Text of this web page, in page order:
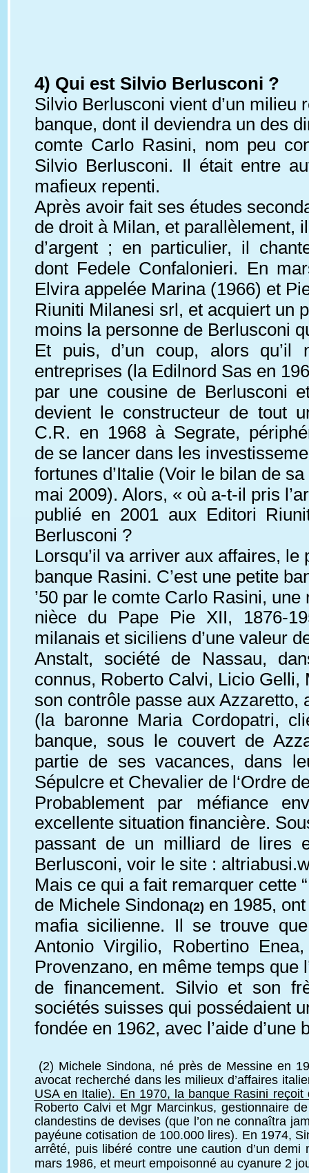
4) Qui est Silvio Berlusconi ?
Silvio Berlusconi vient d’un
banque, dont il deviendra un des
comte Carlo Rasini, nom peu
Silvio Berlusconi. Il était entre
mafieux repenti.
Après avoir fait ses études
de droit à Milan, et parallèlement,
d’argent ; en particulier, il
dont Fedele Confalonieri. En
Elvira appelée Marina (1966) et
Riuniti Milanesi srl, et acquiert un
moins la personne de Berlusconi
Et puis, d’un coup, alors qu’il
entreprises (la Edilnord Sas en
par une cousine de Berlusconi
devient le constructeur de tout
C.R. en 1968 à Segrate,
de se lancer dans les
fortunes d’Italie (Voir le bilan de
mai 2009). Alors, « où a-t-il pris
publié en 2001 aux Editori
Berlusconi ?
Lorsqu’il va arriver aux affaires,
banque Rasini. C’est une petite
’50 par le comte Carlo Rasini,
nièce du Pape Pie XII, 1876-
milanais et siciliens d’une valeur
Anstalt, société de Nassau,
connus, Roberto Calvi, Licio
son contrôle passe aux Azzaretto,
(la baronne Maria Cordopatri,
banque, sous le couvert de
partie de ses vacances, dans
Sépulcre et Chevalier de l‘Ordre
Probablement par méfiance
excellente situation financière.
passant de un milliard de lires
Berlusconi, voir le site :
Mais ce qui a fait remarquer cette
de Michele Sindona(2) en 1985,
mafia sicilienne. Il se trouve
Antonio Virgilio, Robertino
Provenzano, en même temps
de financement. Silvio et son
sociétés suisses qui possédaient
fondée en 1962, avec l’aide
(2) Michele Sindona, né près de Messine en
avocat recherché dans les milieux d’affaires
USA en Italie). En 1970, la banque Rasini
Roberto Calvi et Mgr Marcinkus, gestionnaire
clandestins de devises (que l’on ne connaîtra
payéune cotisation de 100.000 lires). En 1974,
arrêté, puis libéré contre une caution d’un
mars 1986, et meurt empoisonné au cyanure 2